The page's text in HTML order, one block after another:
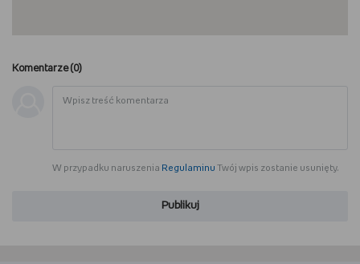
Komentarze (0)
W przypadku naruszenia Regulaminu Twój wpis zostanie usunięty.
Publikuj